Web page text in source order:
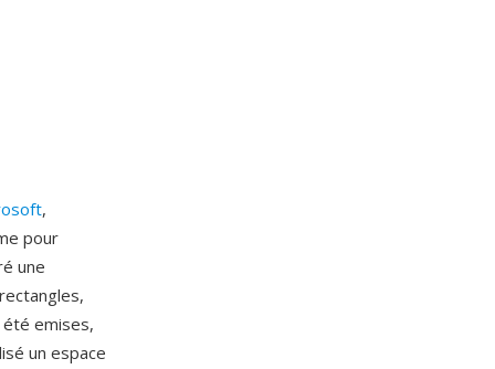
,
pour
une
emises,
un espace